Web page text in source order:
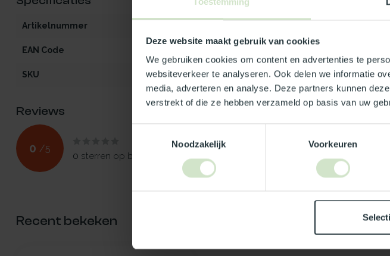
Deze website maakt gebruik van cookies
We gebruiken cookies om content en advertenties te
websiteverkeer te analyseren. Ook delen we informatie
media, adverteren en analyse. Deze partners kunnen
verstrekt of die ze hebben verzameld op basis van uw
Noodzakelijk
Voorkeuren
Artikelnummer
EAN Code
SKU 103309
Reviews
0 /5
0 sterren op basis van beoordelingen
Je
Recent bekeken